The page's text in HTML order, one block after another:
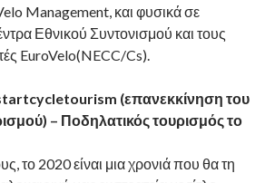
Management, και φυσικά σε
Εθνικού Συντονισμού και τους
EuroVelo(NECC/Cs).
(επανεκκίνηση του
– Ποδηλατικός τουρισμός το
το 2020 είναι μια χρονιά που θα τη